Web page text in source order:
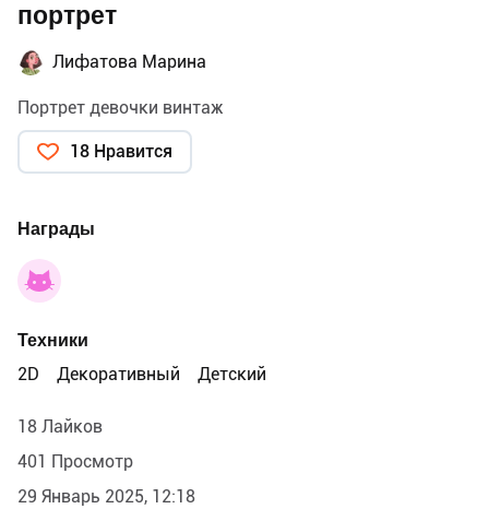
портрет
Лифатова Марина
Портрет девочки винтаж
18 Нравится
Награды
Техники
2D
Декоративный Детский
18 Лайков
401 Просмотр
29 Январь 2025, 12:18